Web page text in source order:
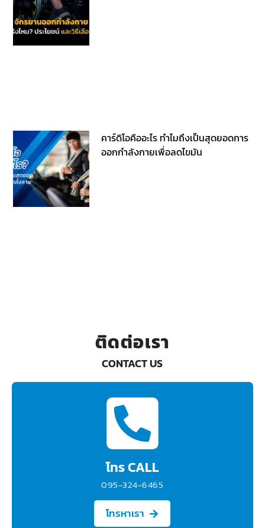
คาร์ดิโอคืออะไร ทำไมถึงเป็นสุดยอดการ
ออกกำลังกายเพื่อลดไขมัน
CONTACT US
ติดต่อเรา
095-324-6465
โทร CALL
โทรหาเรา